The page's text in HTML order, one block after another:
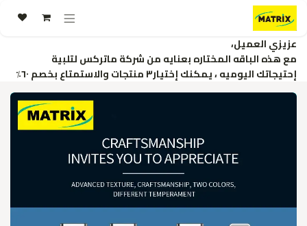
تخطي للذهاب إلى المحتوى
عزيزي العميل،
مع هذه الباقه المختاره بعنايه من شركة ماتركس لتلبية
إحتيجاتك اليوميه ، يمكنك إختيار٣ منتجات والاستمتاع بخصم ٦٠٪